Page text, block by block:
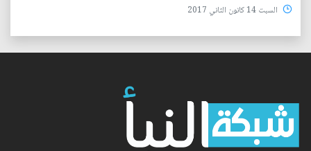
السبت 14 كانون الثاني 2017